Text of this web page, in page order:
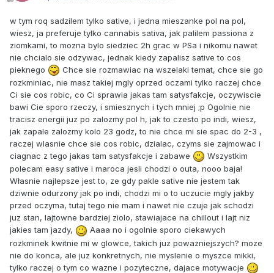
w tym roq sadzilem tylko sative, i jedna mieszanke pol na pol,
wiesz, ja preferuje tylko cannabis sativa, jak palilem passiona z
ziomkami, to mozna bylo siedziec 2h grac w PSa i nikomu nawet
nie chcialo sie odzywac, jednak kiedy zapalisz sative to cos
pieknego
Chce sie rozmawiac na wszelaki temat, chce sie go
rozkminiac, nie masz takiej mgly oprzed oczami tylko raczej chce
Ci sie cos robic, co Ci sprawia jakas tam satysfakcje, oczywiscie
bawi Cie sporo rzeczy, i smiesznych i tych mniej ;p Ogolnie nie
tracisz energii juz po zalozmy pol h, jak to czesto po indi, wiesz,
jak zapale zalozmy kolo 23 godz, to nie chce mi sie spac do 2-3 ,
raczej wlasnie chce sie cos robic, dzialac, czyms sie zajmowac i
ciagnac z tego jakas tam satysfakcje i zabawe
Wszystkim
polecam easy sative i maroca jesli chodzi o outa, nooo baja!
Własnie najlepsze jest to, ze gdy pakle sative nie jestem tak
dziwnie odurzony jak po indi, chodzi mi o to uczucie mgly jakby
przed oczyma, tutaj tego nie mam i nawet nie czuje jak schodzi
juz stan, lajtowne bardziej ziolo, stawiajace na chillout i lajt niz
jakies tam jazdy,
Aaaa no i ogolnie sporo ciekawych
rozkminek kwitnie mi w glowce, takich juz powazniejszych? moze
nie do konca, ale juz konkretnych, nie myslenie o myszce mikki,
tylko raczej o tym co wazne i pozyteczne, dajace motywacje